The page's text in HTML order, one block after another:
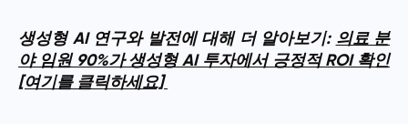
생성형 AI 연구와 발전에 대해 더 알아보기: 의료 분
야 임원 90%가 생성형 AI 투자에서 긍정적 ROI 확인
[여기를 클릭하세요]